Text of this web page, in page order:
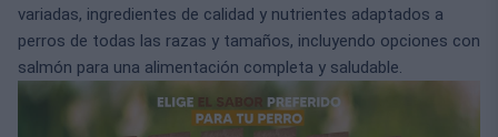
variadas, ingredientes de calidad y nutrientes adaptados a
perros de todas las razas y tamaños, incluyendo opciones con
salmón para una alimentación completa y saludable.